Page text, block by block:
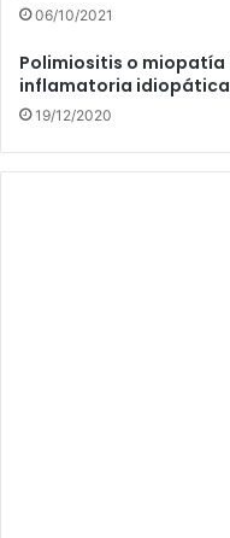
06/10/2021
Polimiositis o miopatía
inflamatoria idiopática
19/12/2020